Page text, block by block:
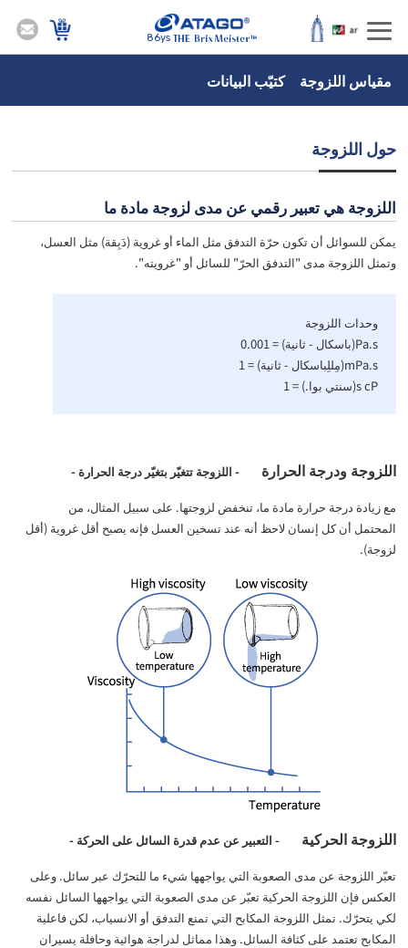
86ys
مقياس اللزوجة كتيّب البيانات
حول اللزوجة
اللزوجة هي تعبير رقمي عن مدى لزوجة مادة ما
يمكن للسوائل أن تكون حرّة التدفق مثل الماء أو غروية (دَبِقة) مثل العسل،
وتمثل اللزوجة مدى "التدفق الحرّ" للسائل أو "غرويته".
وحدات اللزوجة
Pa.s(باسكال - ثانية) = 0.001
mPa.s(مِللِباسكال - ثانية) = 1
s cP(سنتي بوا.) = 1
اللزوجة ودرجة الحرارة- اللزوجة تتغيّر بتغيّر درجة الحرارة -
مع زيادة درجة حرارة مادة ما، تنخفض لزوجتها. على سبيل المثال، من
المحتمل أن كل إنسان لاحظ أنه عند تسخين العسل فإنه يصبح أقل غروية (أقل
لزوجة).
اللزوجة الحركية- التعبير عن عدم قدرة السائل على الحركة -
تعبّر اللزوجة عن مدى الصعوبة التي يواجهها شيء ما للتحرّك عبر سائل. وعلى
العكس فإن اللزوجة الحركية تعبّر عن مدى الصعوبة التي يواجهها السائل نفسه
لكي يتحرّك. تمثل اللزوجة المكابح التي تمنع التدفق أو الانسياب، لكن فاعلية
المكابح تعتمد على كثافة السائل. وهذا مماثل لدراجة هوائية وحافلة يسيران